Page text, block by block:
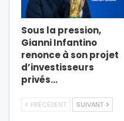
Sous la pression,
Gianni Infantino
renonce à son projet
d’investisseurs
privés…
PRÉCÉDENT SUIVANT